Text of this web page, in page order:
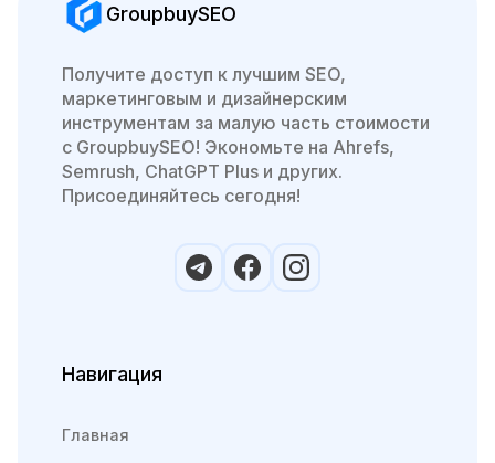
GroupbuySEO
Получите доступ к лучшим SEO,
маркетинговым и дизайнерским
инструментам за малую часть стоимости
с GroupbuySEO! Экономьте на Ahrefs,
Semrush, ChatGPT Plus и других.
Присоединяйтесь сегодня!
Навигация
Главная